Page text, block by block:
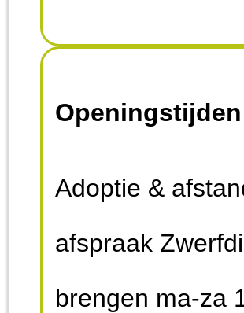
Openingstijden
Adoptie &
afspraak
brengen ma-za